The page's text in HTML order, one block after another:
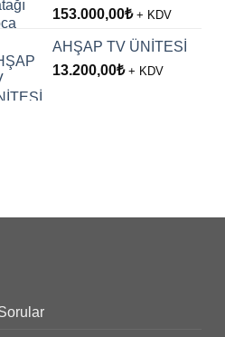
153.000,00₺ + KDV
AHŞAP TV ÜNİTESİ
13.200,00₺ + KDV